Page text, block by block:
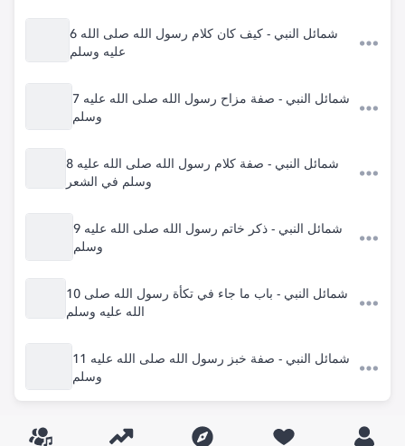
6 شمائل النبي - كيف كان كلام رسول الله صلى الله
عليه وسلم
7 شمائل النبي - صفة مزاح رسول الله صلى الله عليه
وسلم
8 شمائل النبي - صفة كلام رسول الله صلى الله عليه
وسلم في الشعر
9 شمائل النبي - ذكر خاتم رسول الله صلى الله عليه
وسلم
10 شمائل النبي - باب ما جاء في تكأة رسول الله صلى
الله عليه وسلم
11 شمائل النبي - صفة خبز رسول الله صلى الله عليه
وسلم